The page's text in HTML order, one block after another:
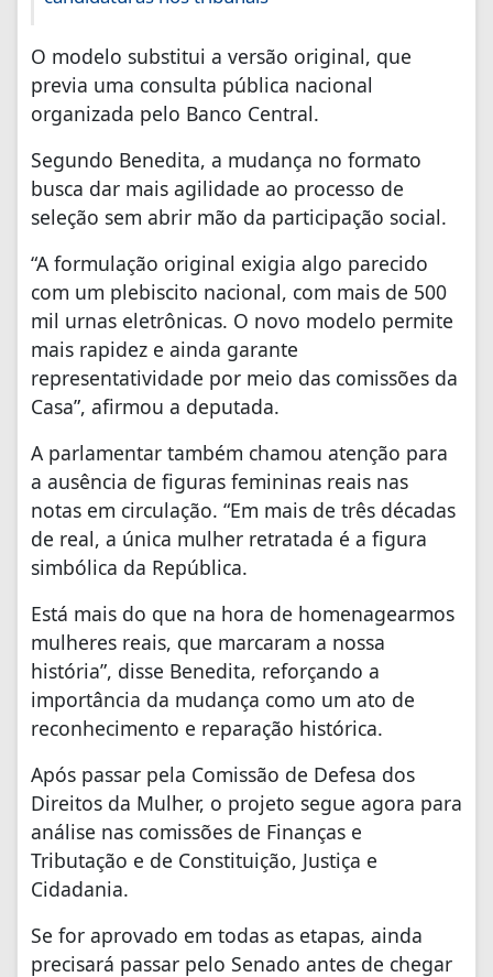
O modelo substitui a versão original, que
previa uma consulta pública nacional
organizada pelo Banco Central.
Segundo Benedita, a mudança no formato
busca dar mais agilidade ao processo de
seleção sem abrir mão da participação social.
“A formulação original exigia algo parecido
com um plebiscito nacional, com mais de 500
mil urnas eletrônicas. O novo modelo permite
mais rapidez e ainda garante
representatividade por meio das comissões da
Casa”, afirmou a deputada.
A parlamentar também chamou atenção para
a ausência de figuras femininas reais nas
notas em circulação. “Em mais de três décadas
de real, a única mulher retratada é a figura
simbólica da República.
Está mais do que na hora de homenagearmos
mulheres reais, que marcaram a nossa
história”, disse Benedita, reforçando a
importância da mudança como um ato de
reconhecimento e reparação histórica.
Após passar pela Comissão de Defesa dos
Direitos da Mulher, o projeto segue agora para
análise nas comissões de Finanças e
Tributação e de Constituição, Justiça e
Cidadania.
Se for aprovado em todas as etapas, ainda
precisará passar pelo Senado antes de chegar